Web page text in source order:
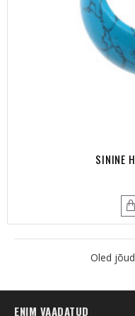
SININE
Oled
ENIM VAADATUD